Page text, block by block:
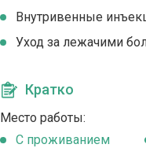
Внутривенные
Уход за лежачими
Кратко
Место работы:
C проживанием